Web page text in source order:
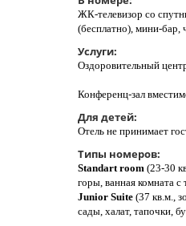
ЖК-телевизор со
(бесплатно), мини-
Услуги:
Оздоровительный
Конференц-зал
Для детей:
Отель не принимает
Типы номеров:
Standart room (23-30
горы, ванная комната
Junior Suite (37 кв.м.,
сады, халат, тапочки,